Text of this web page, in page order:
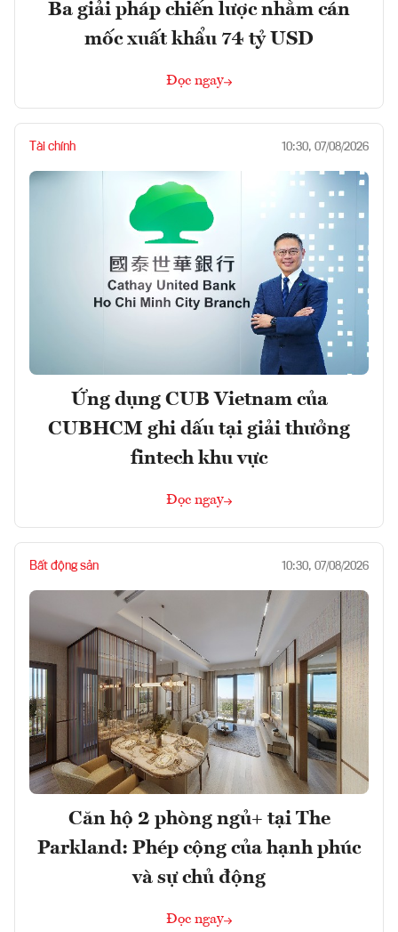
Ba giải pháp chiến lược nhằm cán
mốc xuất khẩu 74 tỷ USD
Đọc ngay
Tài chính 10:30, 07/08/2026
Ứng dụng CUB Vietnam của
CUBHCM ghi dấu tại giải thưởng
fintech khu vực
Đọc ngay
Bất động sản 10:30, 07/08/2026
Căn hộ 2 phòng ngủ+ tại The
Parkland: Phép cộng của hạnh phúc
và sự chủ động
Đọc ngay